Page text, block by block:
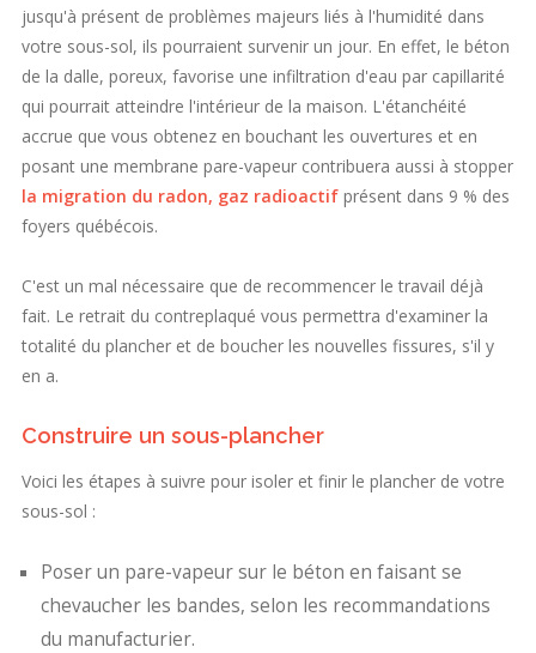
jusqu'à présent de problèmes majeurs liés à l'humidité dans
votre sous-sol, ils pourraient survenir un jour. En effet, le béton
de la dalle, poreux, favorise une infiltration d'eau par capillarité
qui pourrait atteindre l'intérieur de la maison. L'étanchéité
accrue que vous obtenez en bouchant les ouvertures et en
posant une membrane pare-vapeur contribuera aussi à stopper
la migration du radon, gaz radioactif présent dans 9 % des
foyers québécois.
C'est un mal nécessaire que de recommencer le travail déjà
fait. Le retrait du contreplaqué vous permettra d'examiner la
totalité du plancher et de boucher les nouvelles fissures, s'il y
en a.
Construire un sous-plancher
Voici les étapes à suivre pour isoler et finir le plancher de votre
sous-sol :
Poser un pare-vapeur sur le béton en faisant se
chevaucher les bandes, selon les recommandations
du manufacturier.